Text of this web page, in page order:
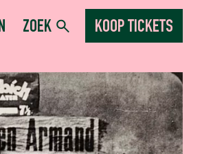
ZOEK KOOP TICKETS